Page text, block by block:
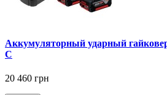
Аккумуляторный ударный
C
20 460 грн